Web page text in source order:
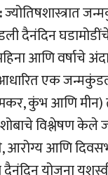
ज्योतिषशास्त्रात
दैनंदिन
आणि वर्षाचे
एक
मकर, कुंभ आणि
विश्लेषण
आरोग्य आणि